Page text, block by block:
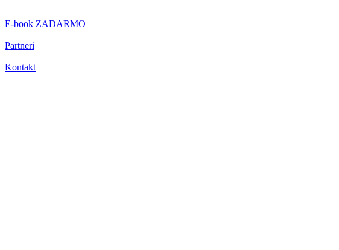
E-book ZADARMO
Partneri
Kontakt